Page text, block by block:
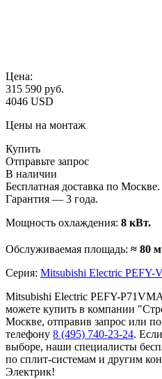
Цена:
315 590 руб.
4046 USD
Цены на монтаж
Купить
Отправьте запрос
В наличии
Бесплатная доставка по Москве.
Гарантия — 3 года.
Мощность охлаждения: 8 кВт.
Обслуживаемая площадь: ≈ 80 м
Серия: Mitsubishi Electric PEFY-
Mitsubishi Electric PEFY-
можете купить в компании
Москве, отправив запрос или
телефону 8 (495) 740-23-24.
выборе, наши специалисты
по сплит-системам и другим
Электрик!